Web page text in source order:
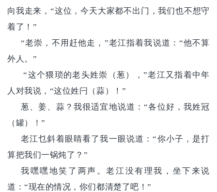
向我走来，“这位，今天大家都不出门，我们也不想守
着了！”
“老崇，不用赶他走，”老江指着我说道：“他不算
外人。”
“这个猥琐的老头姓崇（葱），”老江又指着中年
人对我说，“这位姓闩（蒜）！”
葱、姜、蒜？我很适宜地说道：“各位好，我姓冠
（罐）！”
老江乜斜着眼睛看了我一眼说道：“你小子，是打
算把我们一锅炖了？”
我嘿嘿地笑了两声。老江没有理我，坐下来说
道：“现在的情况，你们都清楚了吧！”